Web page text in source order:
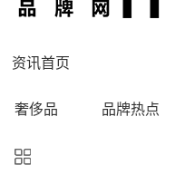
资讯首页
奢侈品 品牌热点
品牌黑榜